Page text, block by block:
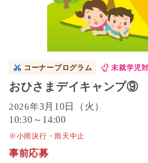
コーナープログラム 未就学児
おひさまデイキャンプ⑨
2026年3月10日（火）
10:30～14:00
※小雨決行・雨天中止
事前応募